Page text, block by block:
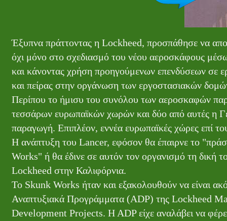
Έξυπνα πράττοντας η Lockheed, προσπάθησε να
όχι μόνο στο σχεδιασμό του νέου αεροσκάφους
και κάνοντας χρήση προηγούμενων επενδύσεων σε
και πείρας στην οργάνωση των εργοστασιακών
Περίπου το ήμισυ του συνόλου των αεροσκαφών
τεσσάρων ευρωπαϊκών χωρών και δύο από αυτές η
παραγωγή. Επιπλέον, εννέα ευρωπαϊκές χώρες επί
Η ανάπτυξη του Lancer, εφόσον θα έπαιρνε το
Works" ή θα έδινε σε αυτόν τον οργανισμό τη
Lockheed στην Καλιφόρνια.
Το Skunk Works ήταν και εξακολουθούν να είναι
Αναπτυξιακά Προγράμματα (ADP) της Lockheed
Development Projects. H ADP είχε αναλάβει να